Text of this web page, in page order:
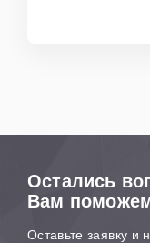
Остались
Вам
Оставьте заявку